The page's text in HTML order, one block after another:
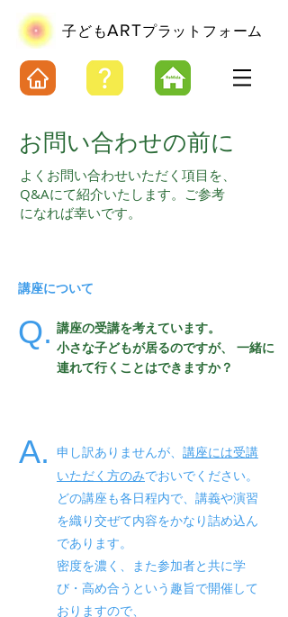
​子どもARTプラットフォーム
お問い合わせの前に
よくお問い合わせいただく項目を、
Q&Aにて紹介いたします。ご参考
になれば幸いです。
講座について
Q. 講座の受講を考えています。
小さな子どもが居るのですが、 一緒に
連れて行くことはできますか？
A. 申し訳ありませんが、 講座には受講
いただく方のみでおいでください。
どの講座も各日程内で、講義や演習
を織り交ぜて内容をかなり詰め込ん
であります。
密度を濃く、また参加者と共に学
び・高め合うという趣旨で開催して
おりますので、